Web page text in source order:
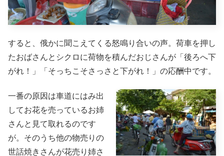
すると、俄かに聞こえてくる怒鳴り合いの声。荷車を押し
たおばさんとシクロに荷物を積んだおじさんが「後ろへ下
がれ！」「そっちこそさっさと下がれ！」の応酬中です。
一番の原因は車道にはみ出
してお花を売っているお姉
さんと見て取れるのです
が。そのうち他の物売りの
世話焼きさんが花売り姉さ